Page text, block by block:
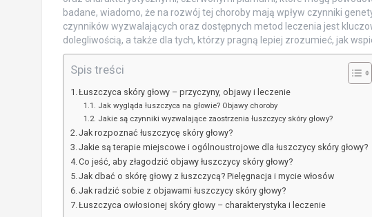
badane, wiadomo, że na rozwój tej choroby mają wpływ czynniki
czynników wyzwalających oraz dostępnych metod leczenia jest
dolegliwością, a także dla tych, którzy pragną lepiej zrozumieć, jak
Spis treści
Łuszczyca skóry głowy – przyczyny, objawy i leczenie
Jak wygląda łuszczyca na głowie? Objawy choroby
Jakie są czynniki wyzwalające zaostrzenia łuszczycy skóry głowy?
Jak rozpoznać łuszczycę skóry głowy?
Jakie są terapie miejscowe i ogólnoustrojowe dla łuszczycy skóry głowy?
Co jeść, aby złagodzić objawy łuszczycy skóry głowy?
Jak dbać o skórę głowy z łuszczycą? Pielęgnacja i mycie włosów
Jak radzić sobie z objawami łuszczycy skóry głowy?
Łuszczyca owłosionej skóry głowy – charakterystyka i leczenie